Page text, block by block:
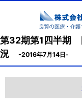
第32期第1四半期
況
-2016年7月14日-